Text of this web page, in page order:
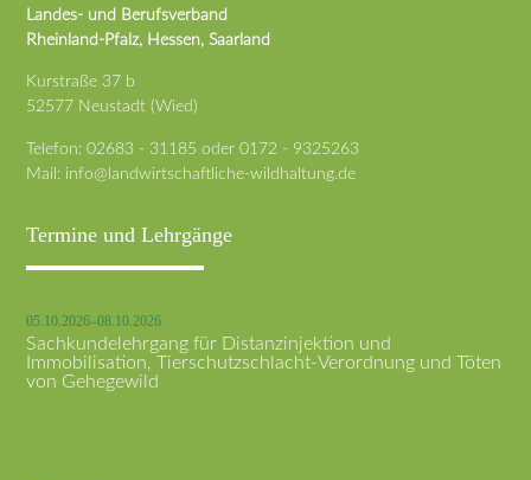
Landes- und Berufsverband
Rheinland-Pfalz, Hessen, Saarland
Kurstraße 37 b
52577 Neustadt (Wied)
Telefon:02683 - 31185 oder0172 - 9325263
Mail: info@landwirtschaftliche-wildhaltung.de
Termine und Lehrgänge
05.10.2026–08.10.2026
Sachkundelehrgang für Distanzinjektion und
Immobilisation, Tierschutzschlacht-Verordnung und Töten
von Gehegewild